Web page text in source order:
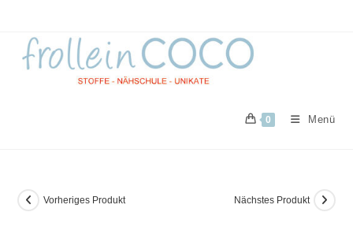
springen
0 Menü
Vorheriges Produkt Nächstes Produkt